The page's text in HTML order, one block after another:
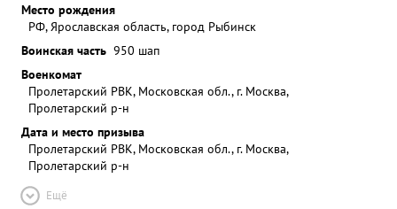
Место рождения
РФ, Ярославская область, город Рыбинск
Воинская часть 950 шап
Военкомат
Пролетарский РВК, Московская обл., г. Москва,
Пролетарский р-н
Дата и место призыва
Пролетарский РВК, Московская обл., г. Москва,
Пролетарский р-н
Ещё